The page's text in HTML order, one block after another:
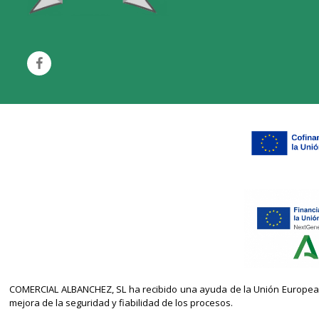
COMERCIAL ALBANCHEZ, SL ha recibido una ayuda de la Unión
mejora de la seguridad y fiabilidad de los procesos.